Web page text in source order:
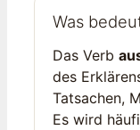
Was
Das Verb
des
Tatsachen,
Es wird